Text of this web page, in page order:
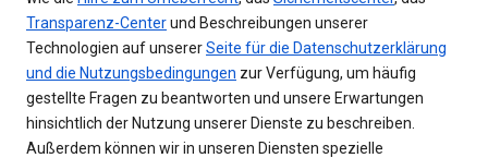
Transparenz-Centerund Beschreibungen unserer
Technologien auf unsererSeite für die Datenschutzerklärung
und die Nutzungsbedingungen zur Verfügung, um häufig
gestellte Fragen zu beantworten und unsere Erwartungen
hinsichtlich der Nutzung unserer Dienste zu beschreiben.
Außerdem können wir in unseren Diensten spezielle